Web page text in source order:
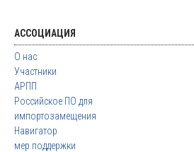
АССОЦИАЦИЯ
О нас
Участники
АРПП
Российское ПО для
импортозамещения
Навигатор
мер поддержки